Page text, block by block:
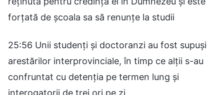
forțată de școala sa să renunțe la studii
25:56 Unii studenți și doctoranzi au fost supuși
arestărilor interprovinciale, în timp ce alții s-au
confruntat cu detenția pe termen lung și
interogatorii de trei ori pe zi